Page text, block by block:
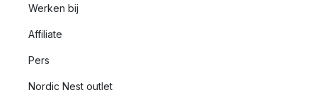
Werken bij
Affiliate
Pers
Nordic Nest outlet